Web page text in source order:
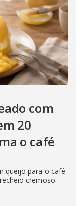
com
20
o café
queijo para o café
cremoso.